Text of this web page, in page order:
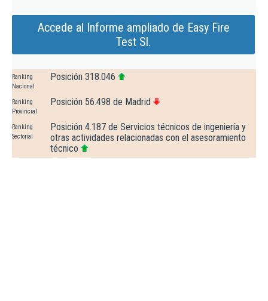
Accede al Informe ampliado de Easy Fire
Test Sl.
Ranking
Nacional
Posición 318.046
Ranking
Provincial
Posición 56.498 de Madrid
Ranking
Sectorial
Posición 4.187 de Servicios técnicos de ingeniería y
otras actividades relacionadas con el asesoramiento
técnico